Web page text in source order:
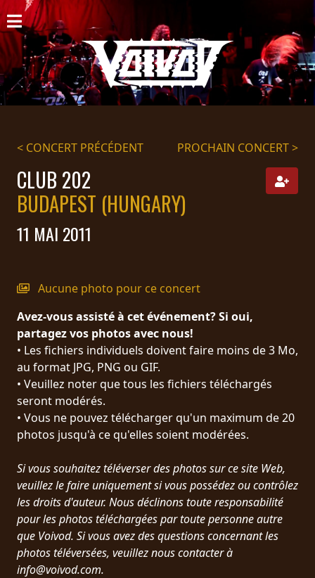
ACCUEIL
NOUVELLES
CONCERTS
DISCOGRAPHIE
GALERIE
BIO
PANIER
DIFFUSION
PRESSE
PIGGY
CONTACT
CONNEXION
NOUS
SOMMES
CONNECTÉS
CONDITIONS
D'UTILISATION
POLITIQUE
< CONCERT PRÉCÉDENT PROCHAIN CONCERT >
CLUB 202
BUDAPEST (HUNGARY)
11 MAI 2011
Aucune photo pour ce concert
Avez-vous assisté à cet événement? Si oui,
partagez vos photos avec nous!
• Les fichiers individuels doivent faire moins de 3 Mo,
au format JPG, PNG ou GIF.
• Veuillez noter que tous les fichiers téléchargés
seront modérés.
• Vous ne pouvez télécharger qu'un maximum de 20
photos jusqu'à ce qu'elles soient modérées.
Si vous souhaitez téléverser des photos sur ce site Web,
veuillez le faire uniquement si vous possédez ou contrôlez
les droits d'auteur. Nous déclinons toute responsabilité
pour les photos téléchargées par toute personne autre
que Voivod. Si vous avez des questions concernant les
photos téléversées, veuillez nous contacter à
info@voivod.com.